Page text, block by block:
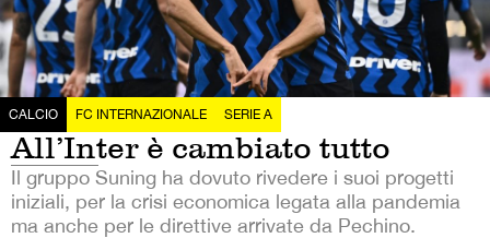
CALCIO FC INTERNAZIONALE SERIE A
All’Inter è cambiato tutto
Il gruppo Suning ha dovuto rivedere i suoi progetti
iniziali, per la crisi economica legata alla pandemia
ma anche per le direttive arrivate da Pechino.